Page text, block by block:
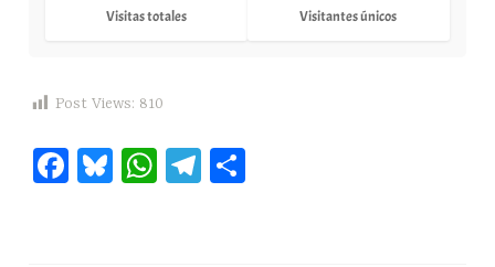
Visitas totales Visitantes únicos
Post Views: 810
Fa Bl W Te